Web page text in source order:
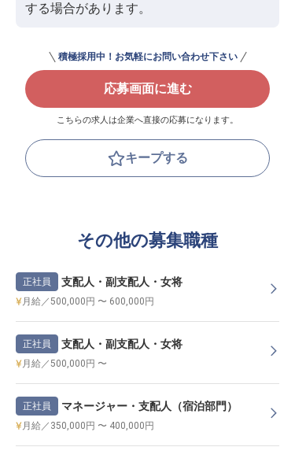
する場合があります。
積極採用中！お気軽にお問い合わせ下さい
応募画面に進む
こちらの求人は企業へ直接の応募になります。
キープする
その他の募集職種
正社員 支配人・副支配人・女将
月給／500,000円 〜 600,000円
正社員 支配人・副支配人・女将
月給／500,000円 〜
正社員 マネージャー・支配人（宿泊部門）
月給／350,000円 〜 400,000円